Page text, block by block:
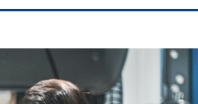
Herby, Rollin‘
mit ihrer Superpower
die Bahn.